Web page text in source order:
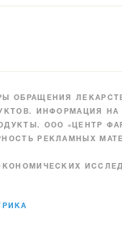
ОБРАЩЕНИЯ
ИНФОРМАЦИЯ
ООО «ЦЕНТР
РЕКЛАМНЫХ